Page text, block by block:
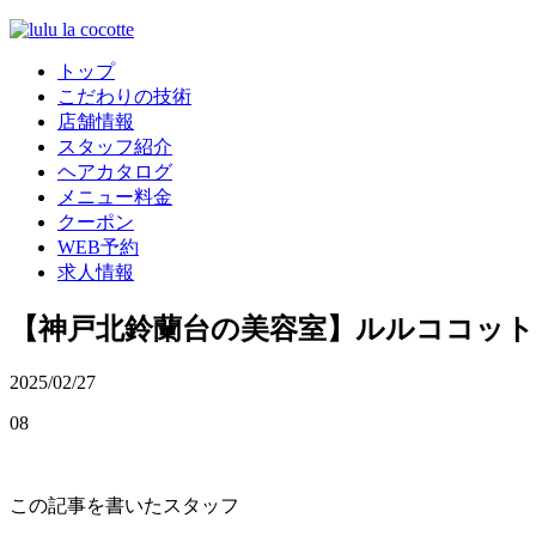
トップ
こだわりの技術
店舗情報
スタッフ紹介
ヘアカタログ
メニュー料金
クーポン
WEB予約
求人情報
【神戸北鈴蘭台の美容室】ルルココッ
2025/02/27
08
この記事を書いたスタッフ